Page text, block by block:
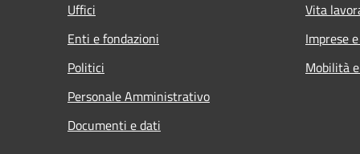
Uffici
Enti e fondazioni
Politici
Personale Amministrativo
Documenti e dati
Vita
Imprese
Mobilità